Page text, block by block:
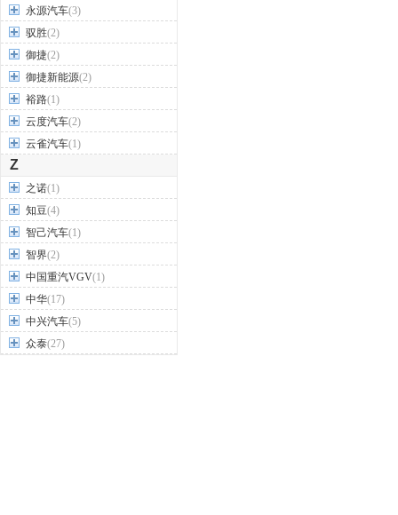
永源汽车(3)
驭胜(2)
御捷(2)
御捷新能源(2)
裕路(1)
云度汽车(2)
云雀汽车(1)
Z
之诺(1)
知豆(4)
智己汽车(1)
智界(2)
中国重汽VGV(1)
中华(17)
中兴汽车(5)
众泰(27)